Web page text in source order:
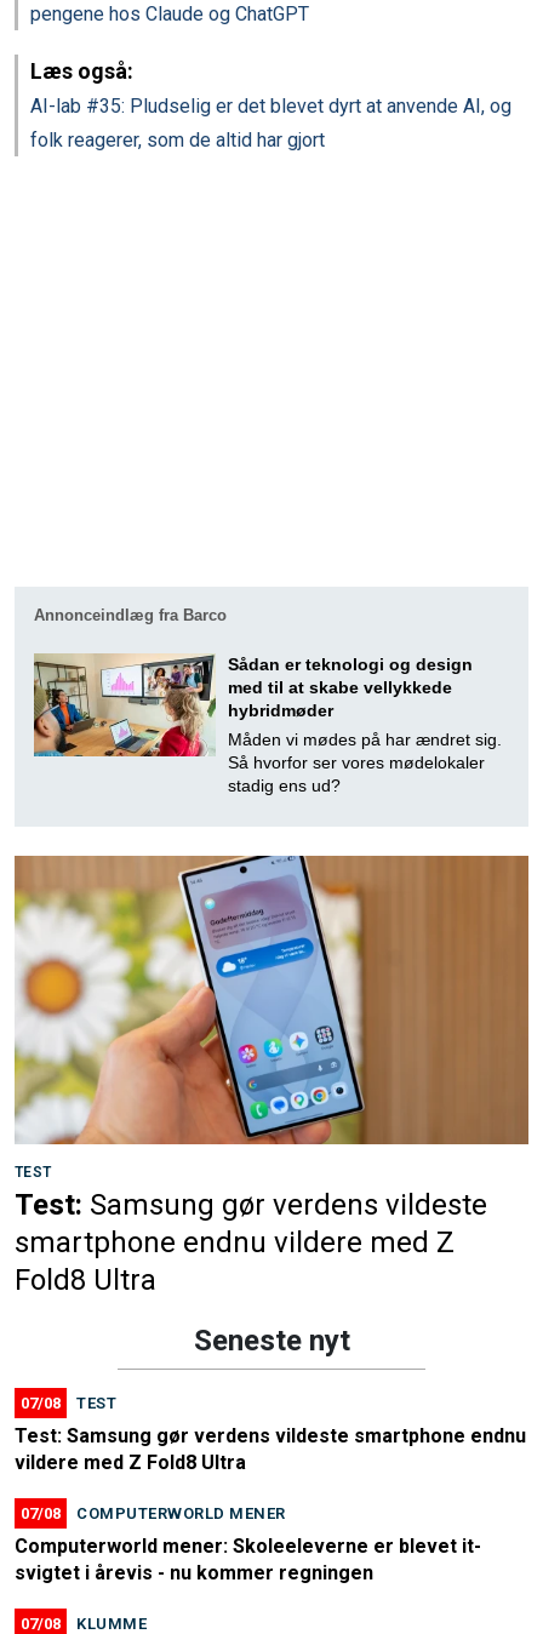
pengene hos Claude og ChatGPT
Læs også:
AI-lab #35: Pludselig er det blevet dyrt at anvende AI, og
folk reagerer, som de altid har gjort
Annonceindlæg fra Barco
Sådan er teknologi og design
med til at skabe vellykkede
hybridmøder
Måden vi mødes på har ændret sig.
Så hvorfor ser vores mødelokaler
stadig ens ud?
TEST
Test: Samsung gør verdens vildeste
smartphone endnu vildere med Z
Fold8 Ultra
Seneste nyt
07/08 TEST
Test: Samsung gør verdens vildeste smartphone endnu
vildere med Z Fold8 Ultra
07/08 COMPUTERWORLD MENER
Computerworld mener: Skoleeleverne er blevet it-
svigtet i årevis - nu kommer regningen
07/08 KLUMME